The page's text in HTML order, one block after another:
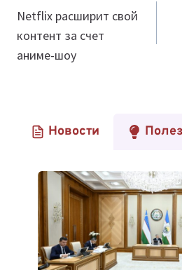
по
записям
Netflix расширит свой
контент за счет
аниме-шоу
Новости